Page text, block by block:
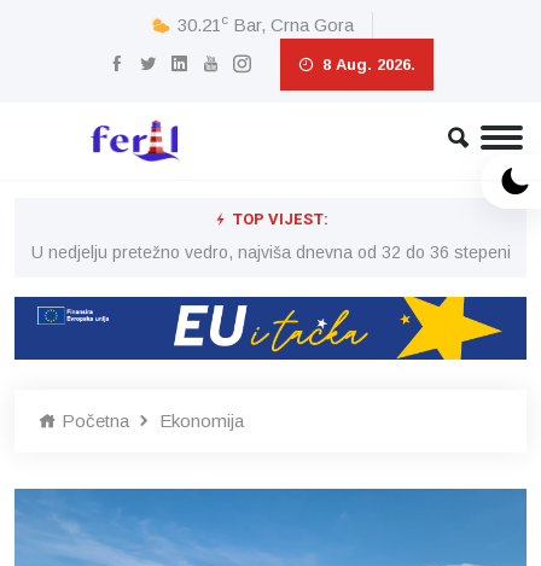
30.21 c Bar, Crna Gora
8 Aug. 2026.
TOP VIJEST:
U nedjelju pretežno vedro, najviša dnevna od 32 do 36 stepeni
Početna Ekonomija